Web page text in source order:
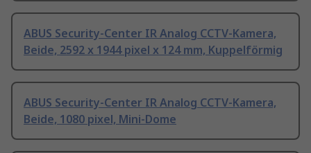
ABUS Security-Center IR Analog CCTV-Kamera,
Beide, 2592 x 1944 pixel x 124 mm, Kuppelförmig
ABUS Security-Center IR Analog CCTV-Kamera,
Beide, 1080 pixel, Mini-Dome